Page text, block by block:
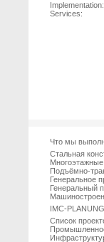
Implementation:
Services:
Что мы
Стальная
Подъёмно-
Генеральное
Генеральный
IMC-
Список